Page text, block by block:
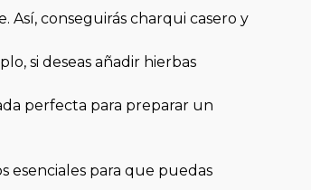
Así, conseguirás charqui casero y
si deseas añadir hierbas
perfecta para preparar un
esenciales para que puedas